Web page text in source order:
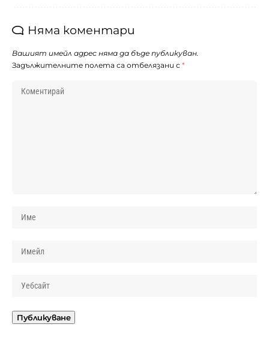
Няма коментари
Вашият имейл адрес няма да бъде публикуван.
Задължителните полета са отбелязани с *